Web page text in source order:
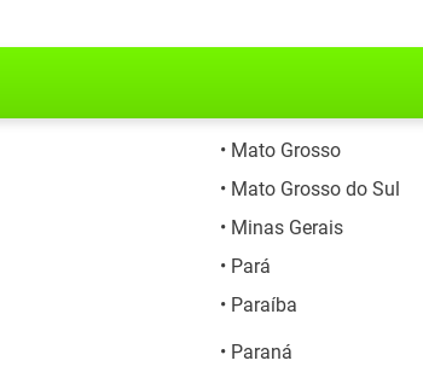
• Mato Grosso
• Mato Grosso do Sul
• Minas Gerais
• Pará
• Paraíba
• Paraná